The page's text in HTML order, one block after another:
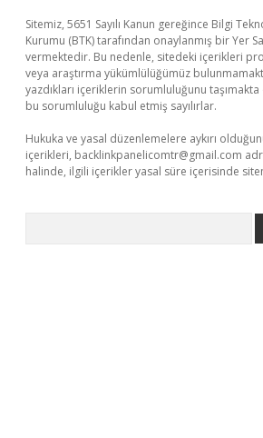
Sitemiz, 5651 Sayılı Kanun gereğince Bilgi
Kurumu (BTK) tarafından onaylanmış bir Yer
vermektedir. Bu nedenle, sitedeki içerikleri
veya araştırma yükümlülüğümüz
yazdıkları içeriklerin sorumluluğunu
bu sorumluluğu kabul etmiş sayılırlar.
Hukuka ve yasal düzenlemelere aykırı
içerikleri, backlinkpanelicomtr@gmail.com
halinde, ilgili içerikler yasal süre içerisinde